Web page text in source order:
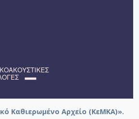
Καθιερωμένο Αρχείο (ΚεΜΚΑ)».